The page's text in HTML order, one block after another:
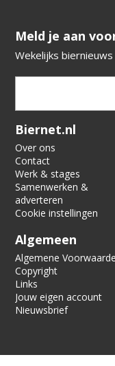
​​​​​​​Meld je aan
Wekelijks
Verification code:
Biernet.nl
Over ons
Contact
Werk & stages
Samenwerken &
adverteren
Cookie instellingen
Algemeen
Algemene
Copyright
Links
Jouw eigen account
Nieuwsbrief